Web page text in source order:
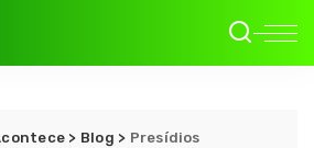
> Blog > Presídios